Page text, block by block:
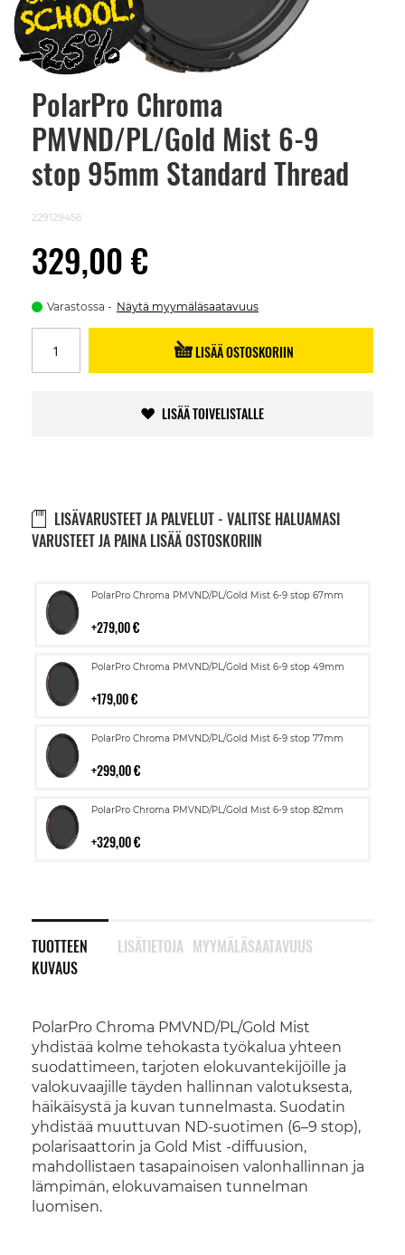
PolarPro Chroma
PMVND/PL/Gold Mist 6-9
stop 95mm Standard Thread
229129456
329,00 €
Varastossa Näytä myymäläsaatavuus
LISÄÄ OSTOSKORIIN
LISÄÄ TOIVELISTALLE
LISÄVARUSTEET JA PALVELUT - VALITSE HALUAMASI
VARUSTEET JA PAINA LISÄÄ OSTOSKORIIN
PolarPro Chroma PMVND/PL/Gold Mist 6-9 stop 67mm
279,00 €
Lisää
PolarPro Chroma PMVND/PL/Gold Mist 6-9 stop 49mm
179,00 €
Lisää
PolarPro Chroma PMVND/PL/Gold Mist 6-9 stop 77mm
299,00 €
Lisää
PolarPro Chroma PMVND/PL/Gold Mist 6-9 stop 82mm
329,00 €
Lisää
TUOTTEEN
KUVAUS
PolarPro Chroma PMVND/PL/Gold Mist
yhdistää kolme tehokasta työkalua yhteen
suodattimeen, tarjoten elokuvantekijöille ja
valokuvaajille täyden hallinnan valotuksesta,
häikäisystä ja kuvan tunnelmasta. Suodatin
yhdistää muuttuvan ND-suotimen (6–9 stop),
polarisaattorin ja Gold Mist -diffuusion,
mahdollistaen tasapainoisen valonhallinnan ja
lämpimän, elokuvamaisen tunnelman
luomisen.
LISÄTIETOJA MYYMÄLÄSAATAVUUS
Skip
beginning
images